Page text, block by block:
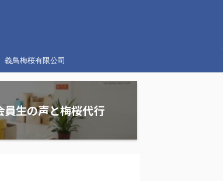
義鳥梅桜有限公司
員生の声と梅桜代行